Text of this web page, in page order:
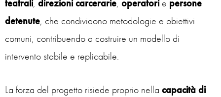
teatrali, direzionicarcerarie, operatorie persone
detenute, che condividono metodologie e obiettivi
comuni, contribuendo a costruire un modello di
intervento stabile e replicabile.
La forza del progetto risiede proprio nella capacità di